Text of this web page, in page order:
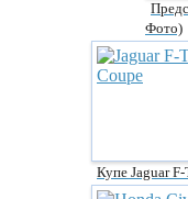
Фото)
Купе Jaguar